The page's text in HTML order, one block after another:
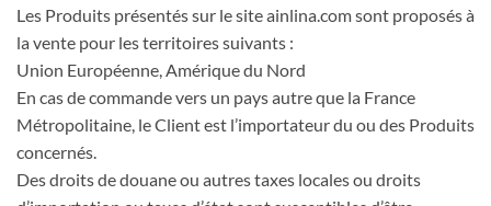
Les Produits présentés sur le site ainlina.com sont proposés à
la vente pour les territoires suivants :
Union Européenne, Amérique du Nord
En cas de commande vers un pays autre que la France
Métropolitaine, le Client est l’importateur du ou des Produits
concernés.
Des droits de douane ou autres taxes locales ou droits